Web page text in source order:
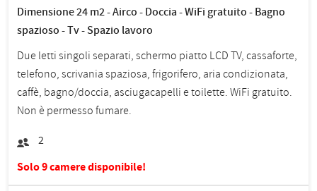
Dimensione 24 m2 - Airco - Doccia - WiFi gratuito - Bagno
spazioso - Tv - Spazio lavoro
Due letti singoli separati, schermo piatto LCD TV, cassaforte,
telefono, scrivania spaziosa, frigorifero, aria condizionata,
caffè, bagno/doccia, asciugacapelli e toilette. WiFi gratuito.
Non è permesso fumare.
2
Solo 9 camere disponibile!